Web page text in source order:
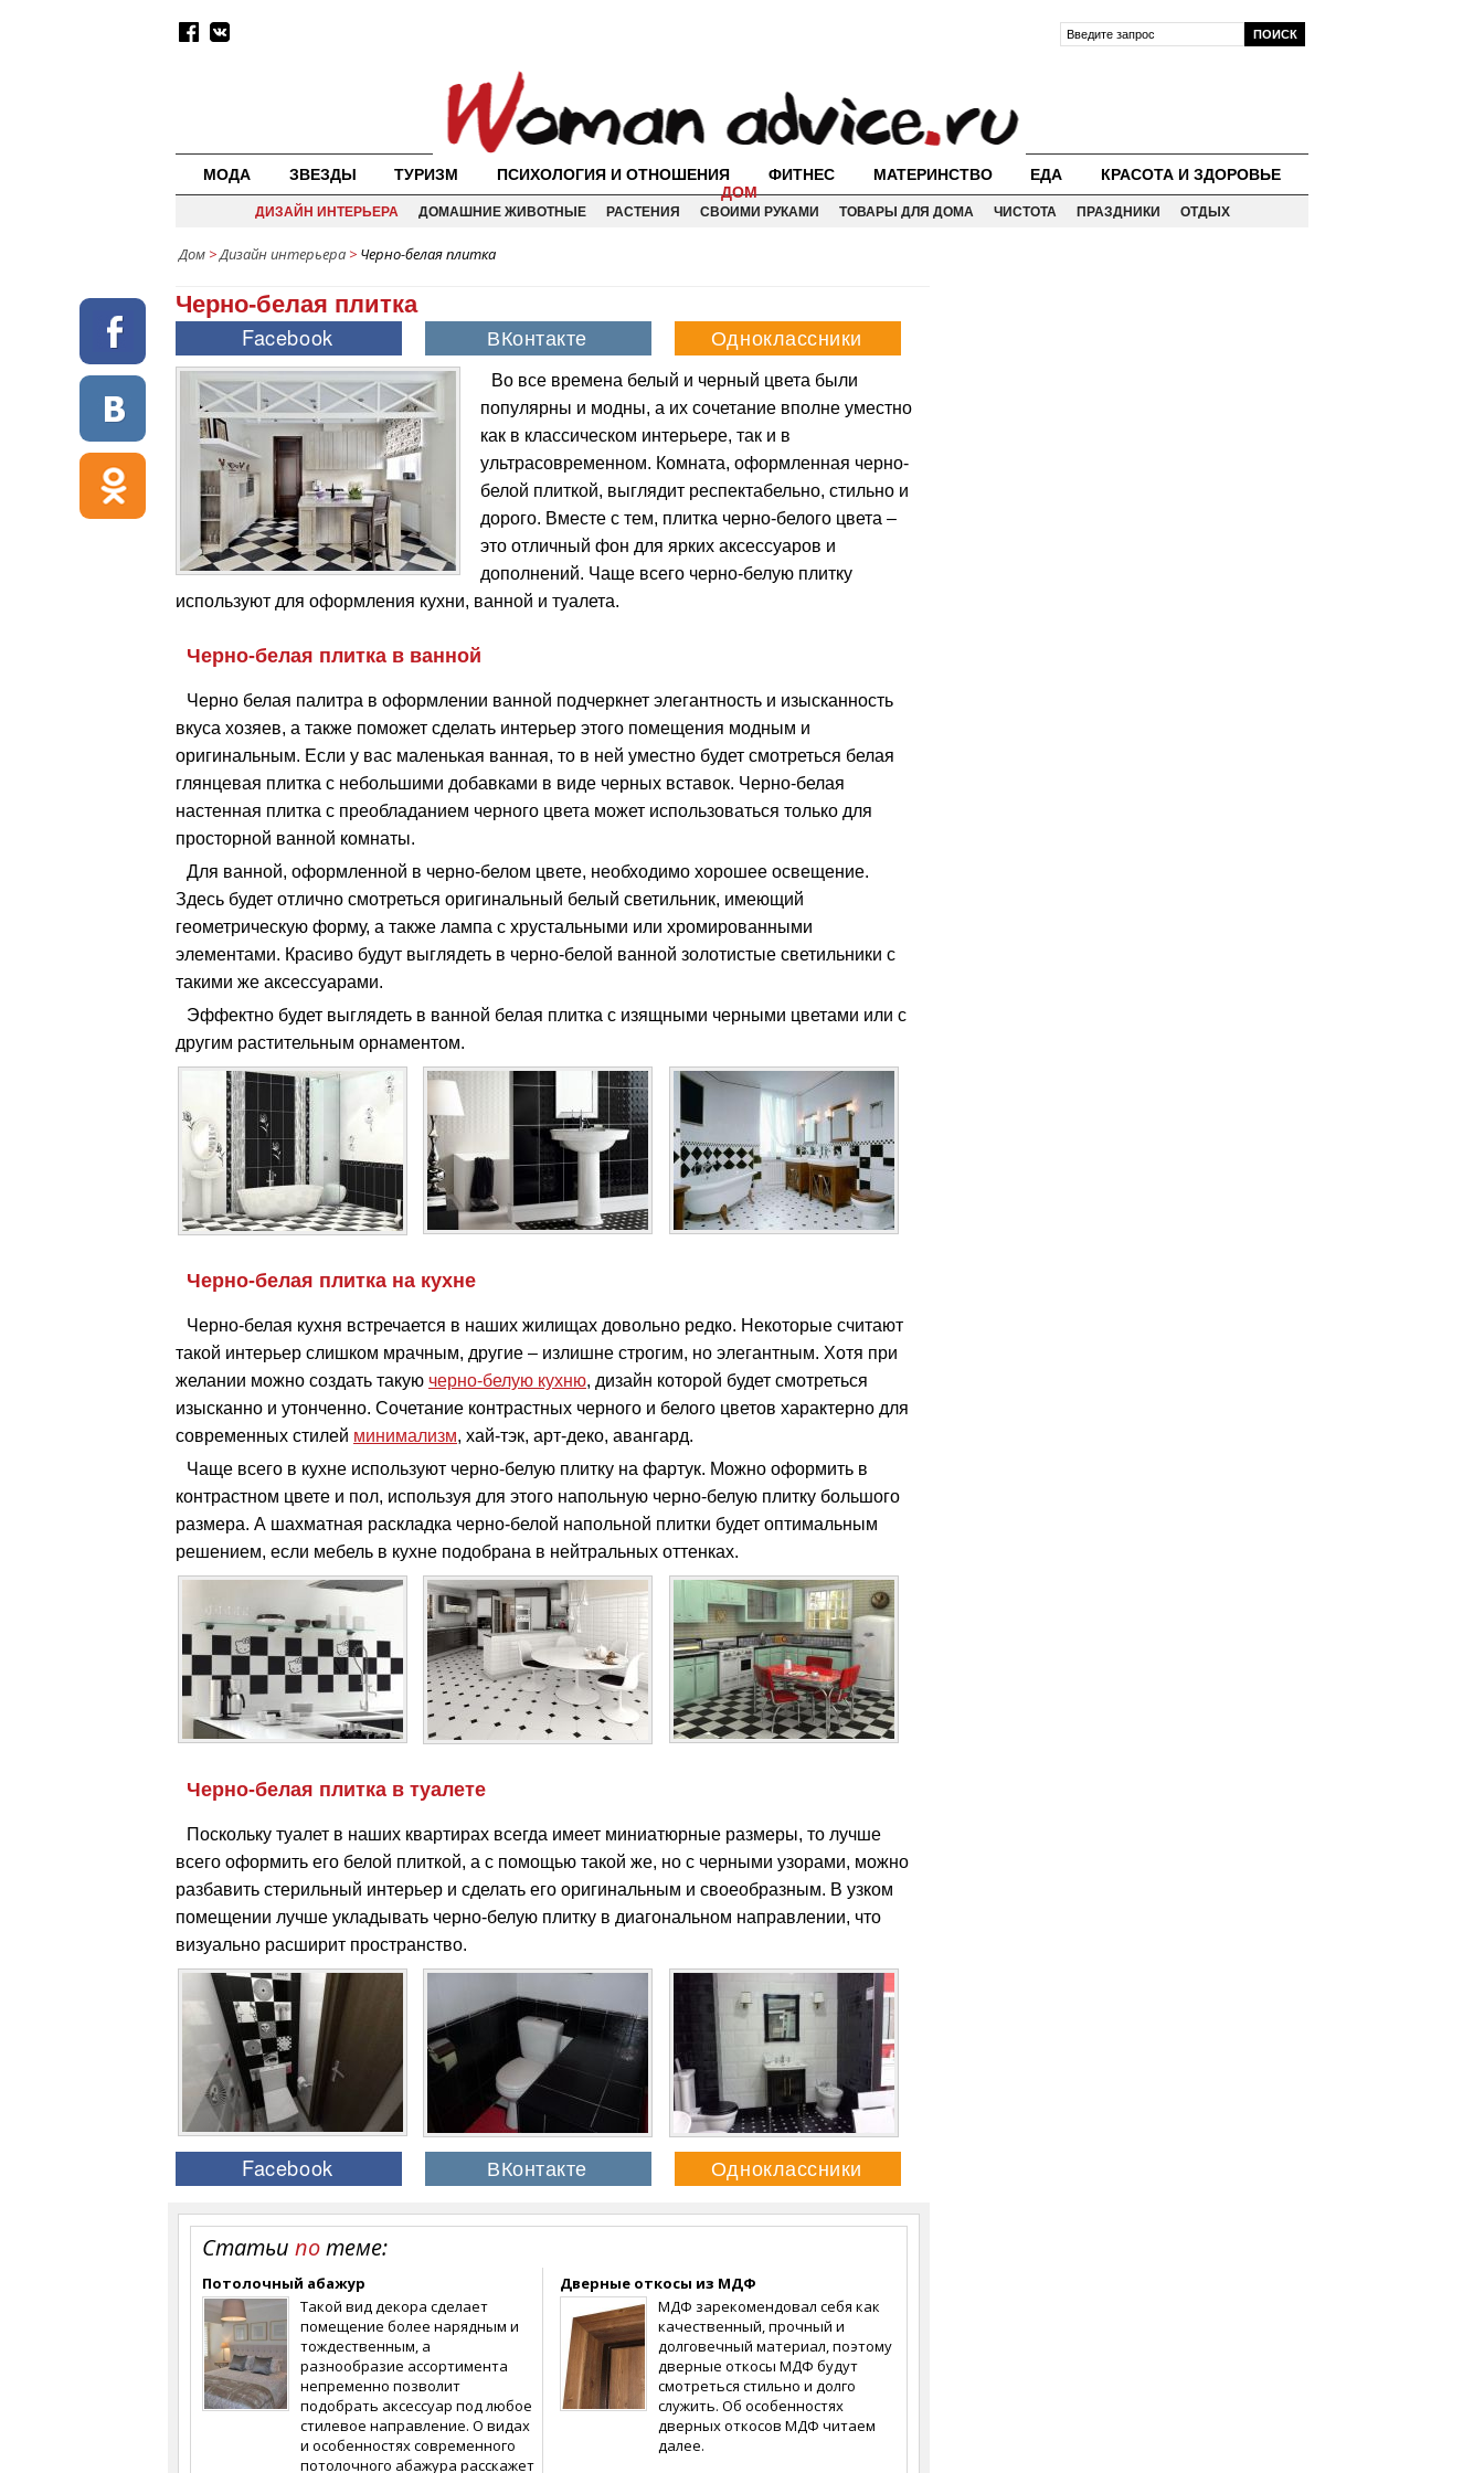
МОДА ЗВЕЗДЫ ТУРИЗМ ПСИХОЛОГИЯ И ОТНОШЕНИЯ ФИТНЕС МАТЕРИНСТВО ЕДА
КРАСОТА И ЗДОРОВЬЕ
ДОМ
ДИЗАЙН ИНТЕРЬЕРА ДОМАШНИЕ ЖИВОТНЫЕ РАСТЕНИЯ СВОИМИ РУКАМИ ТОВАРЫ ДЛЯ ДОМА ЧИСТОТА ПРАЗДНИКИ ОТДЫХ
Дом >Дизайн интерьера > Черно-белая плитка
Черно-белая плитка
Во все времена белый и черный цвета были
популярны и модны, а их сочетание вполне уместно
как в классическом интерьере, так и в
ультрасовременном. Комната, оформленная черно-
белой плиткой, выглядит респектабельно, стильно и
дорого. Вместе с тем, плитка черно-белого цвета –
это отличный фон для ярких аксессуаров и
дополнений. Чаще всего черно-белую плитку
используют для оформления кухни, ванной и туалета.
Черно-белая плитка в ванной
Черно белая палитра в оформлении ванной подчеркнет элегантность и изысканность
вкуса хозяев, а также поможет сделать интерьер этого помещения модным и
оригинальным. Если у вас маленькая ванная, то в ней уместно будет смотреться белая
глянцевая плитка с небольшими добавками в виде черных вставок. Черно-белая
настенная плитка с преобладанием черного цвета может использоваться только для
просторной ванной комнаты.
Для ванной, оформленной в черно-белом цвете, необходимо хорошее освещение.
Здесь будет отлично смотреться оригинальный белый светильник, имеющий
геометрическую форму, а также лампа с хрустальными или хромированными
элементами. Красиво будут выглядеть в черно-белой ванной золотистые светильники с
такими же аксессуарами.
Эффектно будет выглядеть в ванной белая плитка с изящными черными цветами или с
другим растительным орнаментом.
Черно-белая плитка на кухне
Черно-белая кухня встречается в наших жилищах довольно редко. Некоторые считают
такой интерьер слишком мрачным, другие – излишне строгим, но элегантным. Хотя при
желании можно создать такую черно-белую кухню, дизайн которой будет смотреться
изысканно и утонченно. Сочетание контрастных черного и белого цветов характерно для
современных стилей минимализм, хай-тэк, арт-деко, авангард.
Чаще всего в кухне используют черно-белую плитку на фартук. Можно оформить в
контрастном цвете и пол, используя для этого напольную черно-белую плитку большого
размера. А шахматная раскладка черно-белой напольной плитки будет оптимальным
решением, если мебель в кухне подобрана в нейтральных оттенках.
Черно-белая плитка в туалете
Поскольку туалет в наших квартирах всегда имеет миниатюрные размеры, то лучше
всего оформить его белой плиткой, а с помощью такой же, но с черными узорами, можно
разбавить стерильный интерьер и сделать его оригинальным и своеобразным. В узком
помещении лучше укладывать черно-белую плитку в диагональном направлении, что
визуально расширит пространство.
Статьи потеме:
Потолочный абажур
Такой вид декора сделает
помещение более нарядным и
тождественным, а
разнообразие ассортимента
непременно позволит
подобрать аксессуар под любое
стилевое направление. О видах
и особенностях современного
потолочного абажура расскажет
Дверные откосы из МДФ
МДФ зарекомендовал себя как
качественный, прочный и
долговечный материал, поэтому
дверные откосы МДФ будут
смотреться стильно и долго
служить. Об особенностях
дверных откосов МДФ читаем
далее.